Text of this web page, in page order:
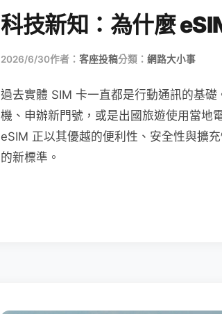
科技新知：為什麼
2026/6/30作者： 客座投稿分類： 網路大小事
過去實體 SIM 卡一直都是行動通訊的基
機、申辦新門號，或是出國旅遊使用當地
eSIM 正以其優越的便利性、安全性與擴
的新標準。